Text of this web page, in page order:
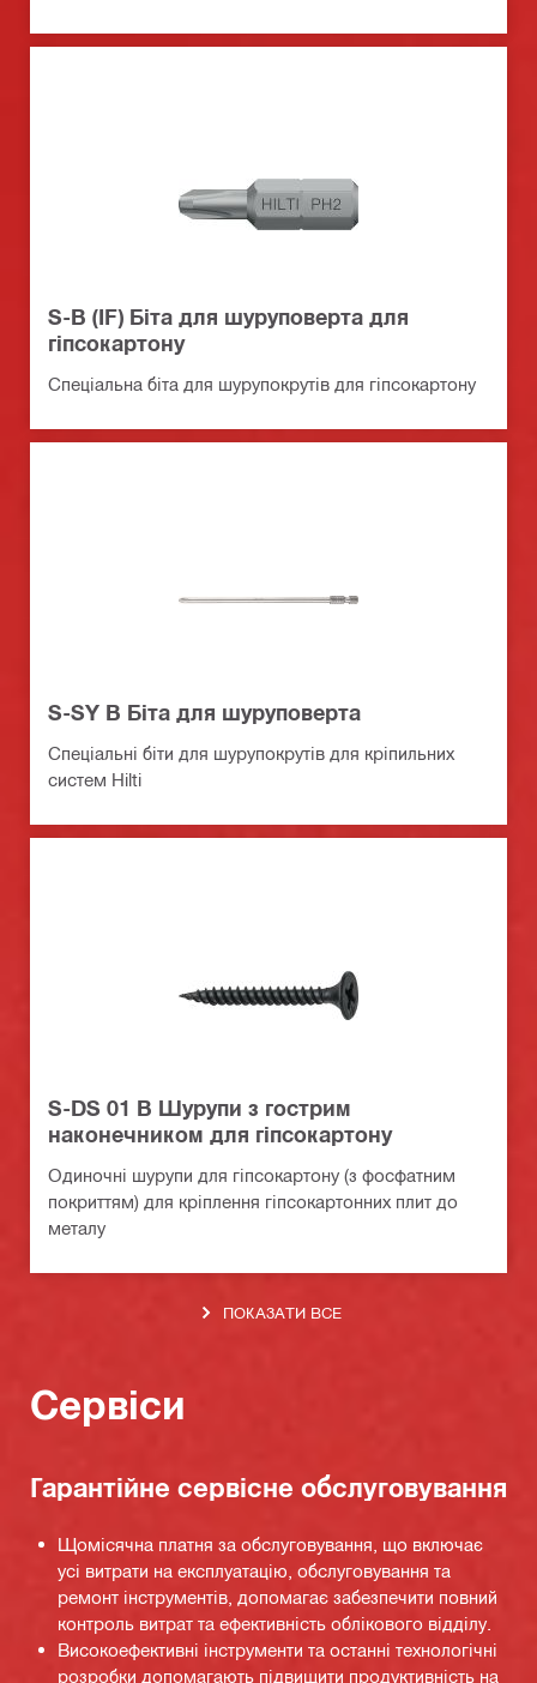
S-B (IF) Біта для шуруповерта для
гіпсокартону
Спеціальна біта для шурупокрутів для гіпсокартону
S-SY B Біта для шуруповерта
Спеціальні біти для шурупокрутів для кріпильних
систем Hilti
S-DS 01 B Шурупи з гострим
наконечником для гіпсокартону
Одиночні шурупи для гіпсокартону (з фосфатним
покриттям) для кріплення гіпсокартонних плит до
металу
ПОКАЗАТИ ВСЕ
Сервіси
Гарантійне сервісне обслуговування
Щомісячна платня за обслуговування, що включає
усі витрати на експлуатацію, обслуговування та
ремонт інструментів, допомагає забезпечити повний
контроль витрат та ефективність облікового відділу.
Високоефективні інструменти та останні технологічні
розробки допомагають підвищити продуктивність на